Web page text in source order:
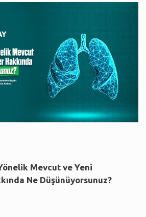
Mevcut ve Yeni
Ne Düşünüyorsunuz?